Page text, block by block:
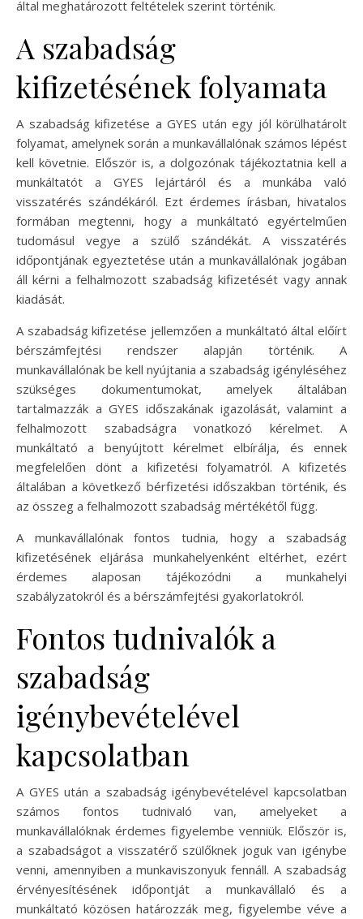
által meghatározott feltételek szerint történik.
A szabadság
kifizetésének folyamata
A szabadság kifizetése a GYES után egy jól körülhatárolt
folyamat, amelynek során a munkavállalónak számos lépést
kell követnie. Először is, a dolgozónak tájékoztatnia kell a
munkáltatót a GYES lejártáról és a munkába való
visszatérés szándékáról. Ezt érdemes írásban, hivatalos
formában megtenni, hogy a munkáltató egyértelműen
tudomásul vegye a szülő szándékát. A visszatérés
időpontjának egyeztetése után a munkavállalónak jogában
áll kérni a felhalmozott szabadság kifizetését vagy annak
kiadását.
A szabadság kifizetése jellemzően a munkáltató által előírt
bérszámfejtési rendszer alapján történik. A
munkavállalónak be kell nyújtania a szabadság igényléséhez
szükséges dokumentumokat, amelyek általában
tartalmazzák a GYES időszakának igazolását, valamint a
felhalmozott szabadságra vonatkozó kérelmet. A
munkáltató a benyújtott kérelmet elbírálja, és ennek
megfelelően dönt a kifizetési folyamatról. A kifizetés
általában a következő bérfizetési időszakban történik, és
az összeg a felhalmozott szabadság mértékétől függ.
A munkavállalónak fontos tudnia, hogy a szabadság
kifizetésének eljárása munkahelyenként eltérhet, ezért
érdemes alaposan tájékozódni a munkahelyi
szabályzatokról és a bérszámfejtési gyakorlatokról.
Fontos tudnivalók a
szabadság
igénybevételével
kapcsolatban
A GYES után a szabadság igénybevételével kapcsolatban
számos fontos tudnivaló van, amelyeket a
munkavállalóknak érdemes figyelembe venniük. Először is,
a szabadságot a visszatérő szülőknek joguk van igénybe
venni, amennyiben a munkaviszonyuk fennáll. A szabadság
érvényesítésének időpontját a munkavállaló és a
munkáltató közösen határozzák meg, figyelembe véve a